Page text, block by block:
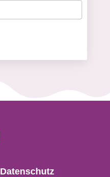
Datenschutz